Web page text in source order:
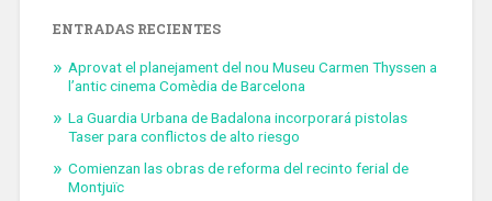
ENTRADAS RECIENTES
Aprovat el planejament del nou Museu Carmen Thyssen a
l’antic cinema Comèdia de Barcelona
La Guardia Urbana de Badalona incorporará pistolas
Taser para conflictos de alto riesgo
Comienzan las obras de reforma del recinto ferial de
Montjuïc